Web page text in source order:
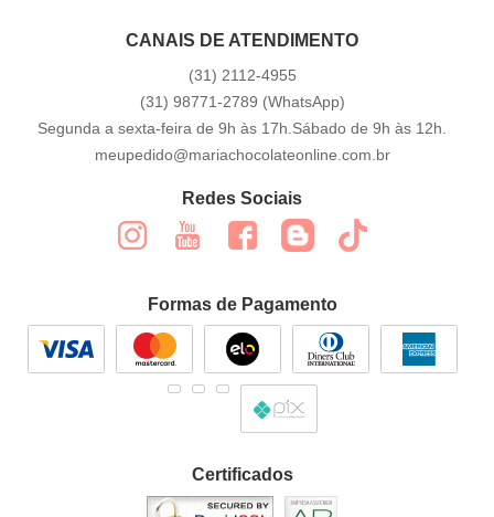
CANAIS DE ATENDIMENTO
(31) 2112-4955
(31) 98771-2789 (WhatsApp)
Segunda a sexta-feira de 9h às 17h.Sábado de 9h às 12h.
meupedido@mariachocolateonline.com.br
Redes Sociais
Formas de Pagamento
Certificados